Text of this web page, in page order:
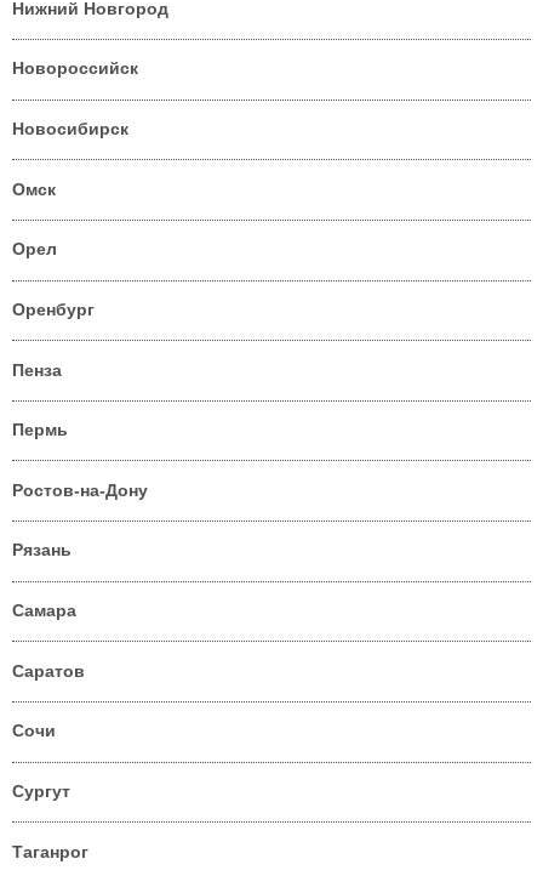
Нижний Новгород
Новороссийск
Новосибирск
Омск
Орел
Оренбург
Пенза
Пермь
Ростов-на-Дону
Рязань
Самара
Саратов
Сочи
Сургут
Таганрог